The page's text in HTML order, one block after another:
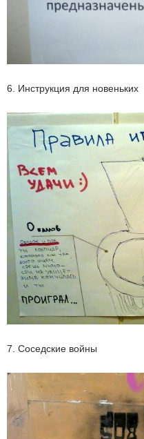
6. Инструкция для новеньких
7. Соседские войны